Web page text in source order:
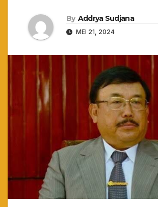
By Addrya Sudjana
MEI 21, 2024